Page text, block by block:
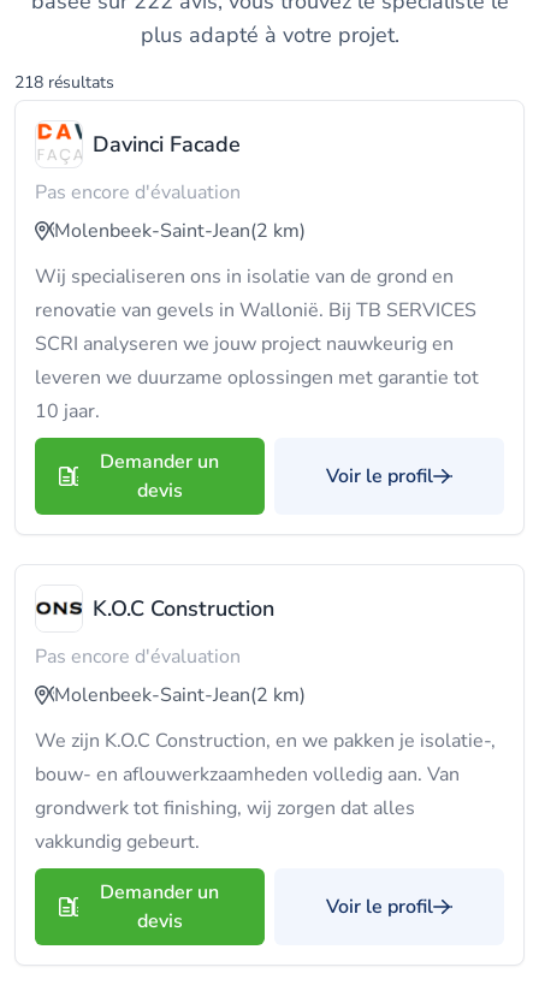
plus adapté à votre projet.
218 résultats
Davinci Facade
Pas encore d'évaluation
Molenbeek-Saint-Jean(2 km)
Wij specialiseren ons in isolatie van de grond en
renovatie van gevels in Wallonië. Bij TB SERVICES
SCRI analyseren we jouw project nauwkeurig en
leveren we duurzame oplossingen met garantie tot
10 jaar.
Demander un
devis
Voir le profil
K.O.C Construction
Pas encore d'évaluation
Molenbeek-Saint-Jean(2 km)
We zijn K.O.C Construction, en we pakken je isolatie-,
bouw- en aflouwerkzaamheden volledig aan. Van
grondwerk tot finishing, wij zorgen dat alles
vakkundig gebeurt.
Demander un
devis
Voir le profil